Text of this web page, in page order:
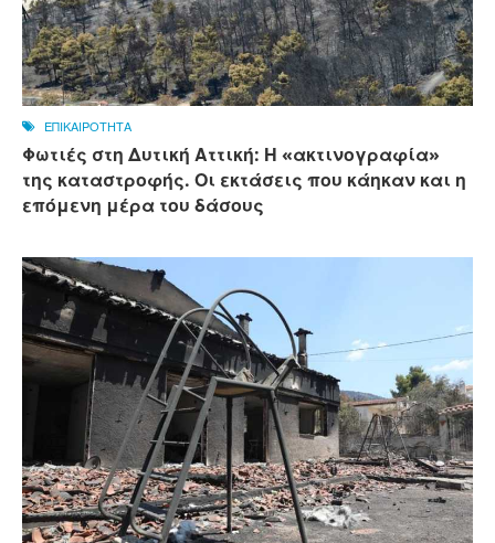
ΕΠΙΚΑΙΡΟΤΗΤΑ
Φωτιές στη Δυτική Αττική: Η «ακτινογραφία»
της καταστροφής. Οι εκτάσεις που κάηκαν και η
επόμενη μέρα του δάσους